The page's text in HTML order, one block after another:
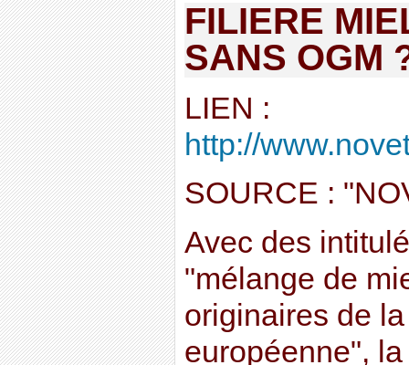
FILIERE
SANS OGM
LIEN :
http://
SOURCE :
Avec des
"mélange de
originaires de
européenne",